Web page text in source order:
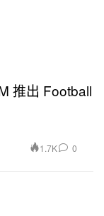
推出 Football
1.7K 0